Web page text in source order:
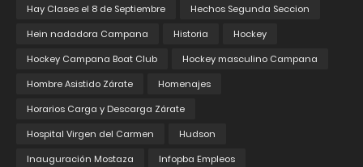
Hay Clases el 8 de Septiembre
Hechos Segunda Seccion
Hein nadadora Campana
Historia
Hockey
Hockey Campana Boat Club
Hockey masculino Campana
Hombre Asistido Zárate
Homenajes
Horarios Carga y Descarga Zárate
Hospital Virgen del Carmen
Hudson
Inauguración Mostaza
Infopba Empleos